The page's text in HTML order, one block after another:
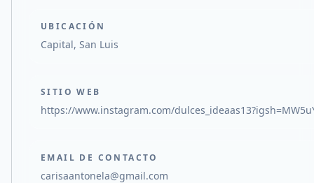
UBICACIÓN
Capital, San Luis
SITIO WEB
https://www.instagram.com/
EMAIL DE CONTACTO
carisaantonela@gmail.com